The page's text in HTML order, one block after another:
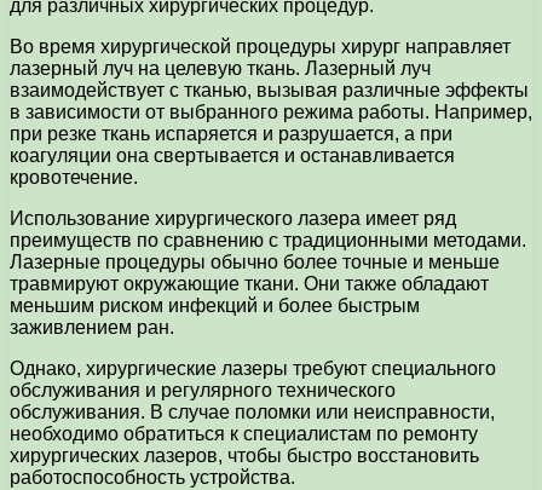
для различных хирургических процедур.
Во время хирургической процедуры хирург направляет
лазерный луч на целевую ткань. Лазерный луч
взаимодействует с тканью, вызывая различные эффекты
в зависимости от выбранного режима работы. Например,
при резке ткань испаряется и разрушается, а при
коагуляции она свертывается и останавливается
кровотечение.
Использование хирургического лазера имеет ряд
преимуществ по сравнению с традиционными методами.
Лазерные процедуры обычно более точные и меньше
травмируют окружающие ткани. Они также обладают
меньшим риском инфекций и более быстрым
заживлением ран.
Однако, хирургические лазеры требуют специального
обслуживания и регулярного технического
обслуживания. В случае поломки или неисправности,
необходимо обратиться к специалистам по ремонту
хирургических лазеров, чтобы быстро восстановить
работоспособность устройства.